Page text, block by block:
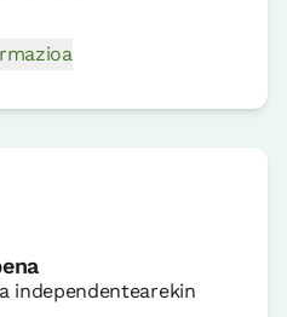
independentearekin